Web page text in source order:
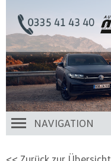
NAVIGATION